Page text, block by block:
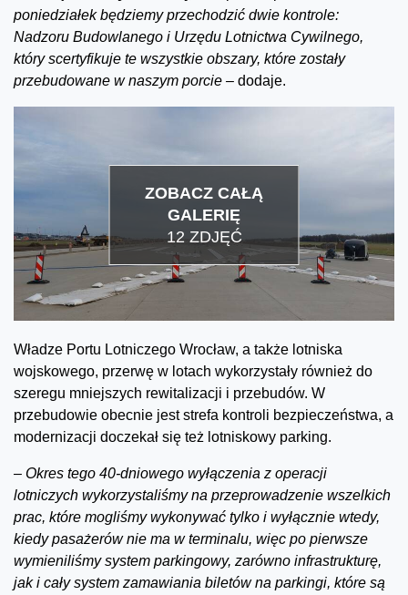
poniedziałek będziemy przechodzić dwie kontrole:
Nadzoru Budowlanego i Urzędu Lotnictwa Cywilnego,
który scertyfikuje te wszystkie obszary, które zostały
przebudowane w naszym porcie – dodaje.
ZOBACZ CAŁĄ
GALERIĘ
12 ZDJĘĆ
Władze Portu Lotniczego Wrocław, a także lotniska
wojskowego, przerwę w lotach wykorzystały również do
szeregu mniejszych rewitalizacji i przebudów. W
przebudowie obecnie jest strefa kontroli bezpieczeństwa, a
modernizacji doczekał się też lotniskowy parking.
– Okres tego 40-dniowego wyłączenia z operacji
lotniczych wykorzystaliśmy na przeprowadzenie wszelkich
prac, które mogliśmy wykonywać tylko i wyłącznie wtedy,
kiedy pasażerów nie ma w terminalu, więc po pierwsze
wymieniliśmy system parkingowy, zarówno infrastrukturę,
jak i cały system zamawiania biletów na parkingi, które są